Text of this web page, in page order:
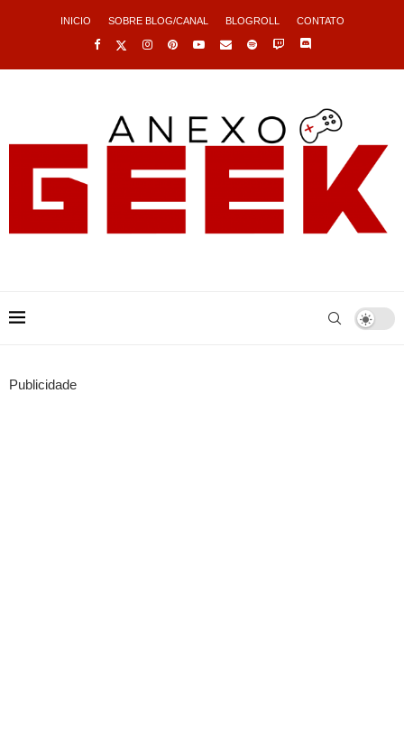
INICIO SOBRE BLOG/CANAL BLOGROLL CONTATO
Publicidade